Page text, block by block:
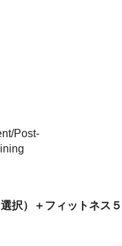
Post-
）＋フィットネス５